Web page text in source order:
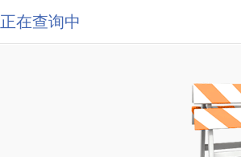
正在查询中